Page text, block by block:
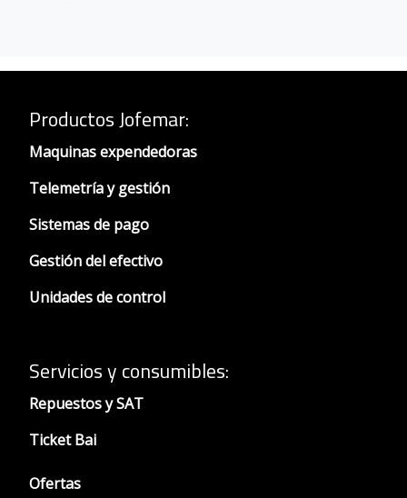
Productos Jofemar:
Maquinas expendedoras
Telemetría y gestión
Sistemas de pago
Gestión del efectivo
Unidades de control
Servicios y consumibles:
Repuestos y SAT
Ticket Bai
Ofertas